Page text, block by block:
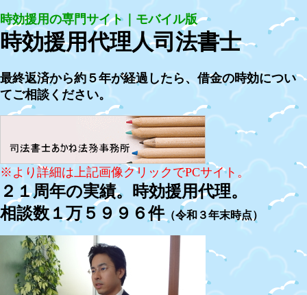
時効援用の専門サイト｜モバイル版
時効援用代理人司法書士
最終返済から約５年が経過したら、借金の時効につい
てご相談ください。
※より詳細は上記画像クリックでPCサイト。
２１周年の実績。時効援用代理。
相談数１万５９９６件（令和３年末時点）